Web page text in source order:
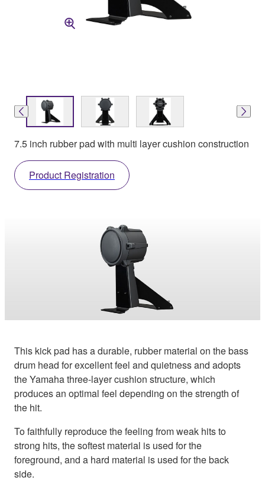
7.5 inch rubber pad with multi layer cushion construction
Product Registration
This kick pad has a durable, rubber material on the bass
drum head for excellent feel and quietness and adopts
the Yamaha three-layer cushion structure, which
produces an optimal feel depending on the strength of
the hit.
To faithfully reproduce the feeling from weak hits to
strong hits, the softest material is used for the
foreground, and a hard material is used for the back
side.